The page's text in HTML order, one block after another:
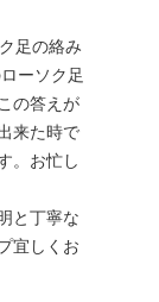
足の絡み
ーソク足
の答えが
来た時で
。お忙し
と丁寧な
宜しくお